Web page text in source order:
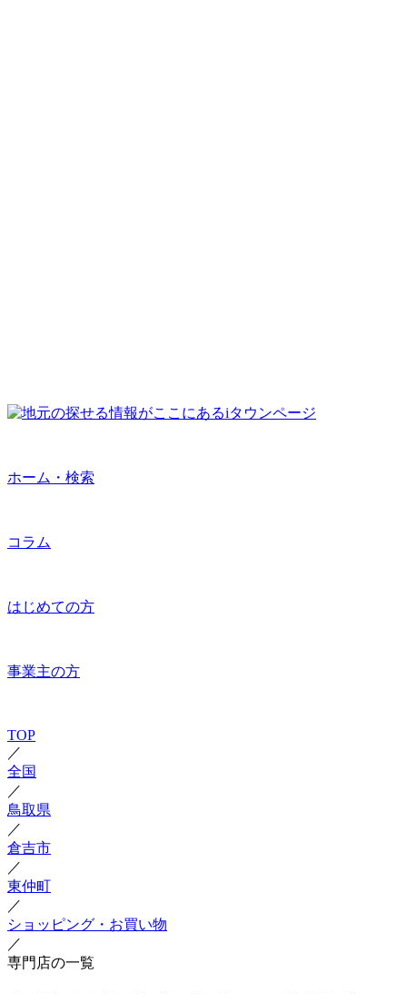
ホーム・検索
コラム
はじめての方
事業主の方
TOP
／
全国
／
鳥取県
／
倉吉市
／
東仲町
／
ショッピング・お買い物
／
専門店の一覧